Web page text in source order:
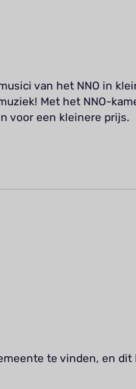
van het NNO in
Met het NNO-
voor een kleinere prijs.
te vinden, en